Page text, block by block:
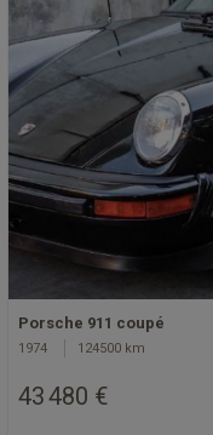
Porsche 911 coupé
1974 124500 km
43 480 €